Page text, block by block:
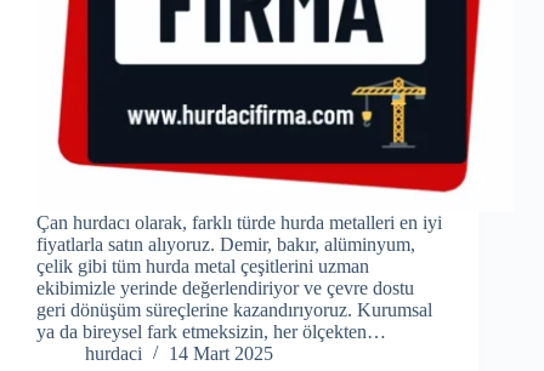
Çan hurdacı olarak, farklı türde hurda metalleri en iyi
fiyatlarla satın alıyoruz. Demir, bakır, alüminyum,
çelik gibi tüm hurda metal çeşitlerini uzman
ekibimizle yerinde değerlendiriyor ve çevre dostu
geri dönüşüm süreçlerine kazandırıyoruz. Kurumsal
ya da bireysel fark etmeksizin, her ölçekten…
hurdaci
14 Mart 2025